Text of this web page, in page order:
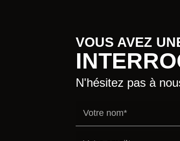
VOUS AVEZ
N'hésitez pas à